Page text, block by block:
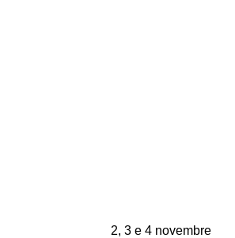
2, 3 e 4 novembre